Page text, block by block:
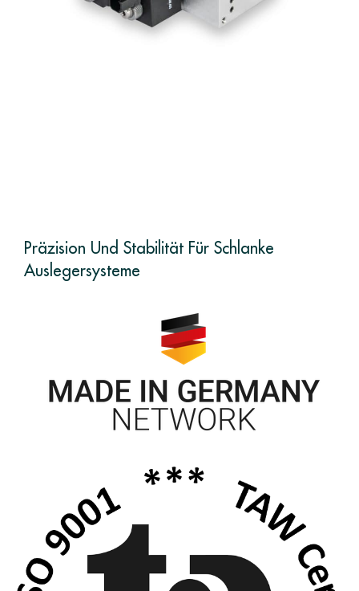
Präzision Und Stabilität Für Schlanke
Auslegersysteme